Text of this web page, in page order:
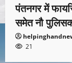
पंतनगर में
समेत नौ
21